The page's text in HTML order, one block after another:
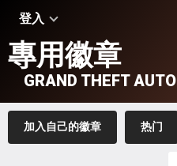
登入
專用徽章
GRAND THEFT AUTO
加入自己的徽章 热门